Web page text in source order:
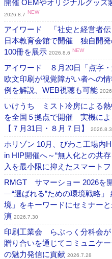
開催 OEMやオリジナルグッズ
2026.8.7 NEW
アイワード 「社史と経営者伝
日本教育会館で開催 独自開
100冊を展示 2026.8.6 NEW
アイワード ８月20日「点字
欧文印刷が視覚障がい者への
例を解説、WEB視聴も可能
いけうち ミスト冷房による熱
を全国５拠点で開催 実機に
【７月31日・８月７日】
2026.8.3
ホリゾン 10月、びわこ工場内
in HIP開催へ～“無人化との共
入を最小限に抑えたスマート
RMGT サマーショー 2026を
―“選ばれる”ための環境戦略
境」をキーワードにセミナー
演 2026.7.30
印刷工業会 らぶっく分科会
贈り合いを通じてコミュニケ
の魅力発信に貢献 2026.7.28